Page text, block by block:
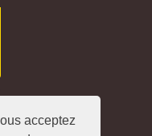
acceptez